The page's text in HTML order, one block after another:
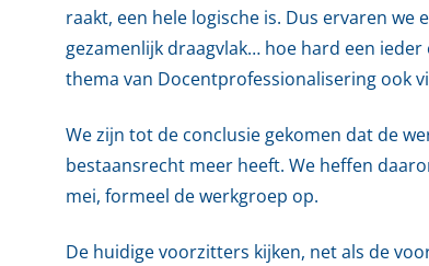
raakt, een hele logische is. Dus ervaren
gezamenlijk draagvlak… hoe hard een
thema van Docentprofessionalisering ook
We zijn tot de conclusie gekomen dat de
bestaansrecht meer heeft. We heffen
mei, formeel de werkgroep op.
De huidige voorzitters kijken, net als de